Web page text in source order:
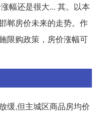
幅还是很大... 其。以本
郸房价未来的走势。作
限购政策，房价涨幅可
缓,但主城区商品房均价